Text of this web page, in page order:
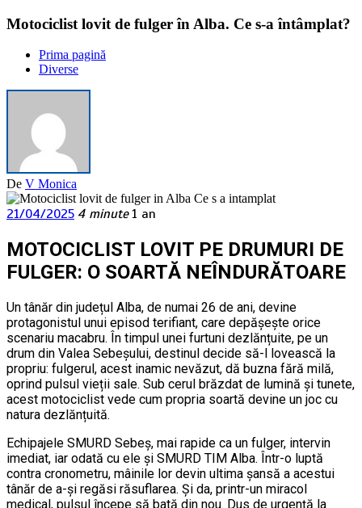
Motociclist lovit de fulger în Alba. Ce s-a întâmplat?
Prima pagină
Diverse
De V Monica
21/04/2025 4 minute 1 an
MOTOCICLIST LOVIT PE DRUMURI DE
FULGER: O SOARTĂ NEÎNDURĂTOARE
Un tânăr din județul Alba, de numai 26 de ani, devine
protagonistul unui episod terifiant, care depășește orice
scenariu macabru. În timpul unei furtuni dezlănțuite, pe un
drum din Valea Sebeșului, destinul decide să-l lovească la
propriu: fulgerul, acest inamic nevăzut, dă buzna fără milă,
oprind pulsul vieții sale. Sub cerul brăzdat de lumină și tunete,
acest motociclist vede cum propria soartă devine un joc cu
natura dezlănțuită.
Echipajele SMURD Sebeș, mai rapide ca un fulger, intervin
imediat, iar odată cu ele și SMURD TIM Alba. Într-o luptă
contra cronometru, mâinile lor devin ultima șansă a acestui
tânăr de a-și regăsi răsuflarea. Și da, printr-un miracol
medical, pulsul începe să bată din nou. Dus de urgență la